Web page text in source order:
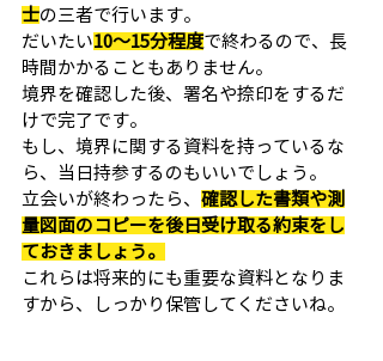
士の三者で行います。
だいたい10〜15分程度で終わるので、長
時間かかることもありません。
境界を確認した後、署名や捺印をするだ
けで完了です。
もし、境界に関する資料を持っているな
ら、当日持参するのもいいでしょう。
立会いが終わったら、 確認した書類や測
量図面のコピーを後日受け取る約束をし
ておきましょう。
これらは将来的にも重要な資料となりま
すから、しっかり保管してくださいね。